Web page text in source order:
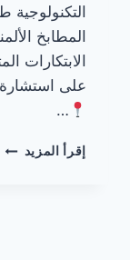
المطابخ
الابتكارات
على استشارة فنية
…
إقرأ المزيد